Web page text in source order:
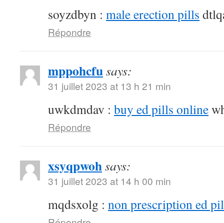
soyzdbyn : male erection pills
Répondre
mppohcfusays:
31 juillet 2023 at 13 h 21 min
uwkdmdav : buy ed pills online
Répondre
xsyqpwohsays:
31 juillet 2023 at 14 h 00 min
mqdsxolg : non prescription ed